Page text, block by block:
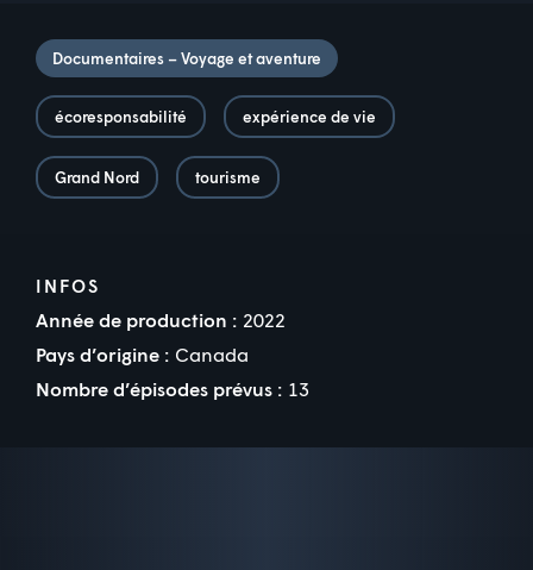
Documentaires – Voyage et aventure
écoresponsabilité expérience de vie
Grand Nord tourisme
INFOS
Année de production : 2022
Pays d’origine : Canada
Nombre d’épisodes prévus : 13